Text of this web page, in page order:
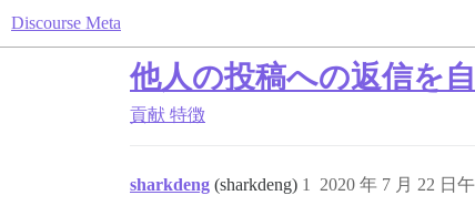
Discourse Meta
他人の投稿への返信を
貢献 特徴
sharkdeng (sharkdeng) 2020 年 7 月 22 日
1